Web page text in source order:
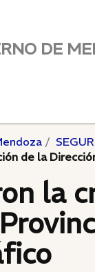
DE
de la
la